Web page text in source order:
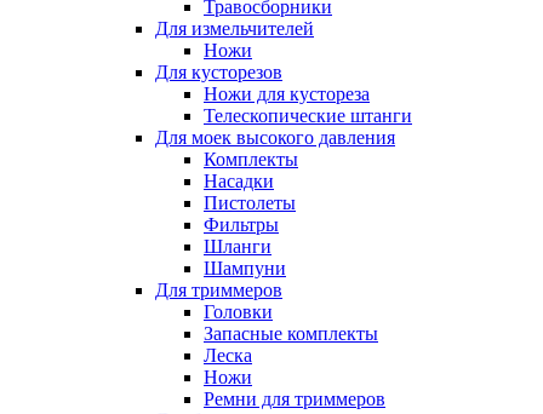
Травосборники
Для измельчителей
Ножи
Для кусторезов
Ножи для кустореза
Телескопические штанги
Для моек высокого давления
Комплекты
Насадки
Пистолеты
Фильтры
Шланги
Шампуни
Для триммеров
Головки
Запасные комплекты
Леска
Ножи
Ремни для триммеров